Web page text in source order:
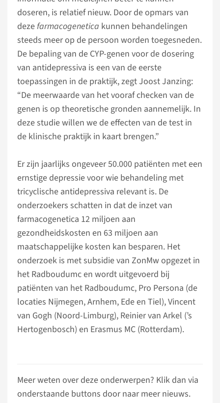
doseren, is relatief nieuw. Door de opmars van
deze farmacogenetica kunnen behandelingen
steeds meer op de persoon worden toegesneden.
De bepaling van de CYP-genen voor de dosering
van antidepressiva is een van de eerste
toepassingen in de praktijk, zegt Joost Janzing:
“De meerwaarde van het vooraf checken van de
genen is op theoretische gronden aannemelijk. In
deze studie willen we de effecten van de test in
de klinische praktijk in kaart brengen.”
Er zijn jaarlijks ongeveer 50.000 patiënten met een
ernstige depressie voor wie behandeling met
tricyclische antidepressiva relevant is. De
onderzoekers schatten in dat de inzet van
farmacogenetica 12 miljoen aan
gezondheidskosten en 63 miljoen aan
maatschappelijke kosten kan besparen. Het
onderzoek is met subsidie van ZonMw opgezet in
het Radboudumc en wordt uitgevoerd bij
patiënten van het Radboudumc, Pro Persona (de
locaties Nijmegen, Arnhem, Ede en Tiel), Vincent
van Gogh (Noord-Limburg), Reinier van Arkel (’s
Hertogenbosch) en Erasmus MC (Rotterdam).
Meer weten over deze onderwerpen? Klik dan via
onderstaande buttons door naar meer nieuws.